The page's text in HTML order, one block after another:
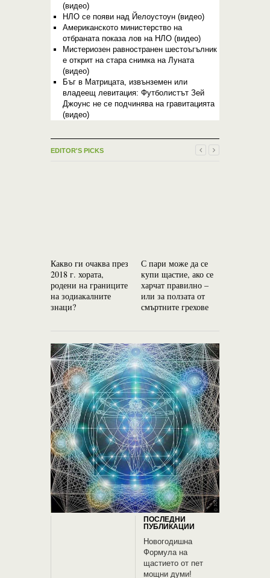
(видео)
НЛО се появи над Йелоустоун (видео)
Американското министерство на
отбраната показа лов на НЛО (видео)
Мистериозен равностранен шестоъгълник
е открит на стара снимка на Луната
(видео)
Бъг в Матрицата, извънземен или
владеещ левитация: Футболистът Зей
Джоунс не се подчинява на гравитацията
(видео)
EDITOR'S PICKS
Какво ги очаква през
2018 г. хората,
родени на границите
на зодиакалните
знаци?
С пари може да се
купи щастие, ако се
харчат правилно –
или за ползата от
смъртните грехове
ПОСЛЕДНИ
ПУБЛИКАЦИИ
Новогодишна
Формула на
щастието от пет
мощни думи!